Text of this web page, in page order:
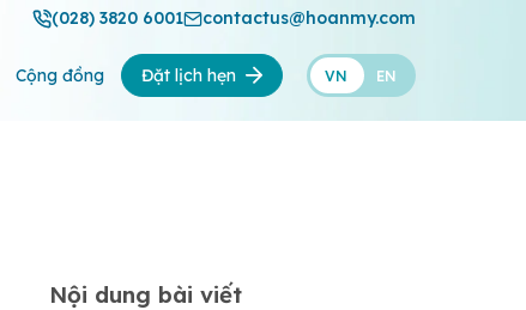
(028) 3820 6001 contactus@hoanmy.com
Cộng đồng Đặt lịch hẹn VN EN
Nội dung bài viết